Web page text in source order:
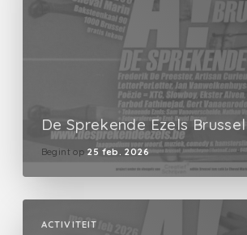
De Sprekende Ezels Brussel
Begint op 25 feb. 2026
ACTIVITEIT